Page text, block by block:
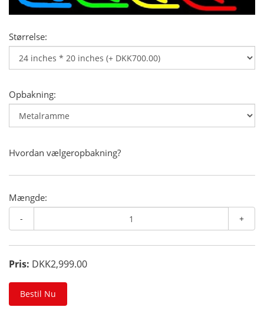
Størrelse:
Opbakning:
Hvordan vælgeropbakning?
Mængde:
- +
Pris: DKK2,999.00
Bestil Nu